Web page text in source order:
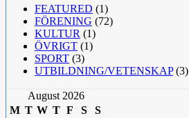
FEATURED (1)
FÖRENING (72)
KULTUR (1)
ÖVRIGT (1)
SPORT (3)
UTBILDNING/VETENSKAP(3)
August 2026
M T W T F S
S